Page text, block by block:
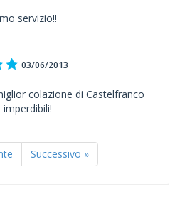
servizio!!
03/06/2013
colazione di Castelfranco
Successivo »